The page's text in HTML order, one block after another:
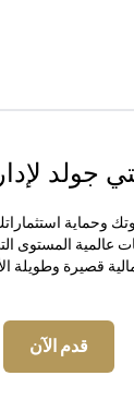
جولد
وحماية
عالمية المستوى
قصيرة وطويلة
قدم الآن